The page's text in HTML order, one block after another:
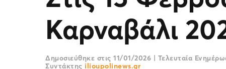
Καρναβάλι
Δημοσιεύθηκε στις 11/01/2026 | Τελευταία
Συντάκτης ilioupolinews.gr